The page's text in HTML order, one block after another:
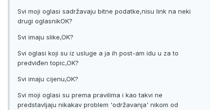
Svi moji oglasi sadržavaju bitne podatke,nisu link na neki
drugi oglasnikOK?
Svi imaju slike,OK?
Svi oglasi koji su iz usluge a ja ih post-am idu u za to
predviđen topic,OK?
Svi imaju cijenu,OK?
Svi moji oglasi su prema pravilima i kao takvi ne
predstavljaju nikakav problem 'održavanja' nikom od